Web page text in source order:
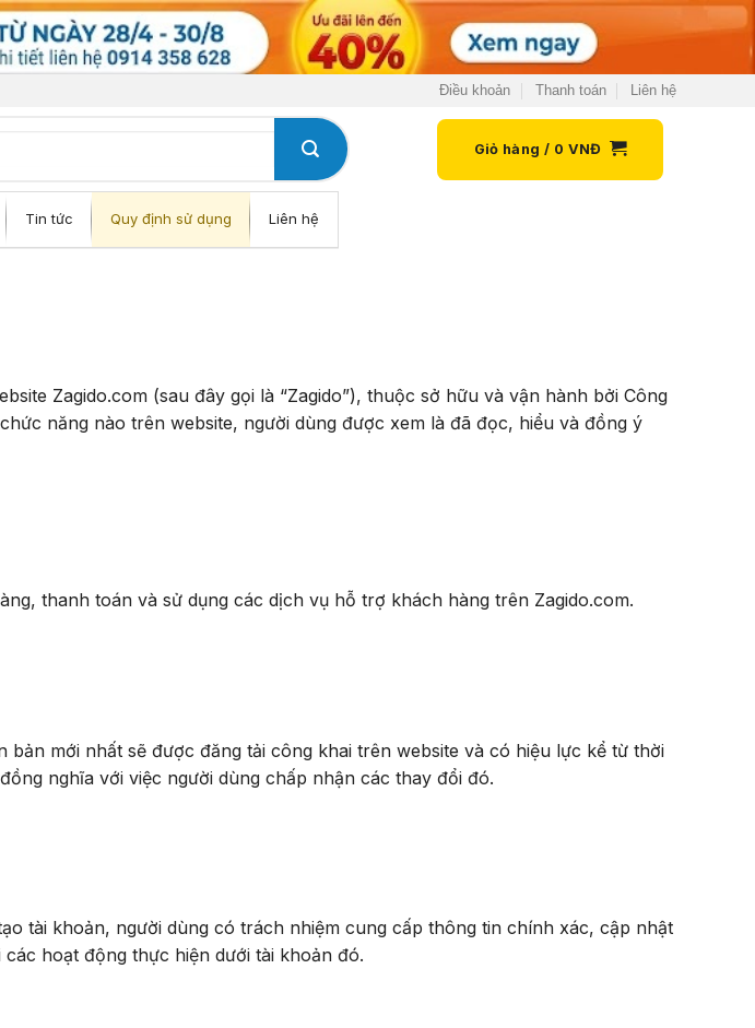
Điều khoản Thanh toán Liên hệ
Giỏ hàng / 0 VNĐ
Tin tức Quy định sử dụng Liên hệ
Zagido.com (sau đây gọi là “Zagido”), thuộc sở hữu và vận hành bởi Công
năng nào trên website, người dùng được xem là đã đọc, hiểu và đồng ý
thanh toán và sử dụng các dịch vụ hỗ trợ khách hàng trên Zagido.com.
mới nhất sẽ được đăng tải công khai trên website và có hiệu lực kể từ thời
nghĩa với việc người dùng chấp nhận các thay đổi đó.
tài khoản, người dùng có trách nhiệm cung cấp thông tin chính xác, cập nhật
hoạt động thực hiện dưới tài khoản đó.